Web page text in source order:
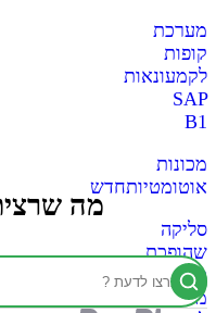
מערכת
קופות
לקמעונאות
SAP
B1
מכונות
אוטומטיותחדש
סליקה
שהופכת
כל
מכונה
מה